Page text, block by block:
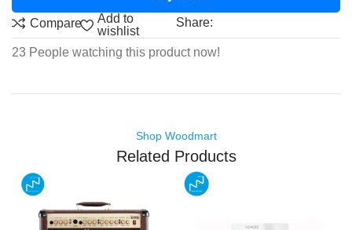
Compare
Add to
wishlist
Share:
23 People watching this product now!
Shop Woodmart
Related Products